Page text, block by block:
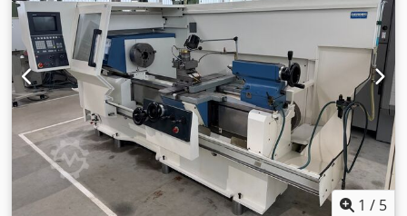
Credpsx E Dn Aefx Aicof Plage de vitesses : 3 - 2500 tr/min
Avance : 5000 mm/min Avance rapide longitudinal/plane :
10 m/min Mandrin 3 mors, diamètre : 250 mm Porte-outil à
changement rapide SANDVIK Coromant Capto Puissance
moteur broche principale : 25 kW Cône de fixation de la
contre-pointe : MK 5 Diamètre de la douille : 100 mm
Course de la douille : 190 mm Tension d'alimentation : 400
V Poids de la machine env. 5,0 t Encombrement env. 3,55 x
2,20 x 1,95 m - N° de série : 2022-3742-03 - Commande :
SIEMENS Sinumerik 810 D - Avance rapide - Dispositif de
refroidissement - Éclairage de machine
1 / 5